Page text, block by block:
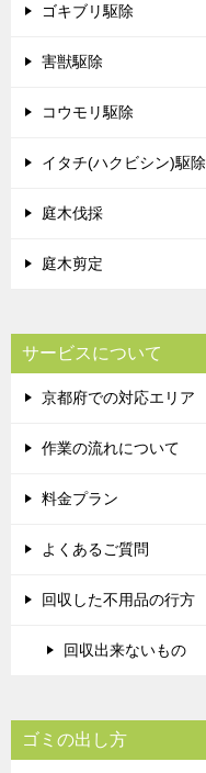
ゴキブリ駆除
害獣駆除
コウモリ駆除
イタチ(ハクビシン)駆除
庭木伐採
庭木剪定
サービスについて
京都府での対応エリア
作業の流れについて
料金プラン
よくあるご質問
回収した不用品の行方
回収出来ないもの
ゴミの出し方